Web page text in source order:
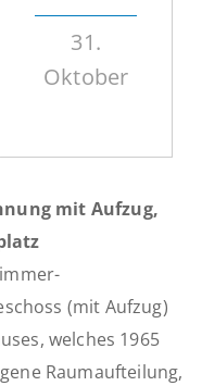
31.
Oktober
mit Aufzug,
(mit Aufzug)
welches 1965
Raumaufteilung,